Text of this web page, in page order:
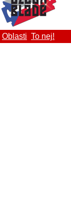
Oblasti To nej!